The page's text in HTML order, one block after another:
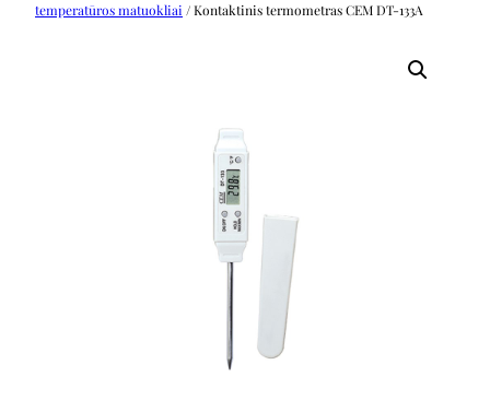
temperatūros matuokliai / Kontaktinis termometras CEM DT-133A